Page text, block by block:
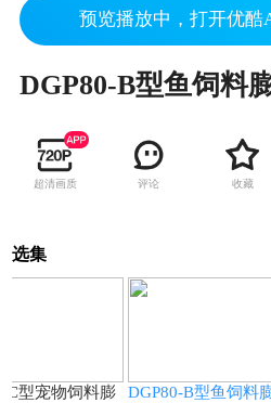
预览播放中，打开优酷
DGP80-B型鱼饲料
超清画质 评论 收藏
选集
C型宠物饲料膨
DGP80-B型鱼饲料